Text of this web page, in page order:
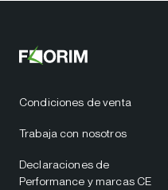
Condiciones de venta
Trabaja con nosotros
Declaraciones de
Performance y marcas CE